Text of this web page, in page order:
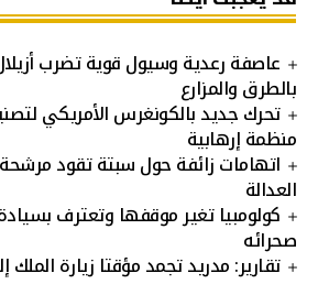
عاصفة رعدية وسيول قوية تضرب
بالطرق والمزارع
تحرك جديد بالكونغرس الأمريكي
منظمة إرهابية
اتهامات زائفة حول سبتة تقود
العدالة
كولومبيا تغير موقفها وتعترف
صحرائه
تقارير: مدريد تجمد مؤقتا زيارة